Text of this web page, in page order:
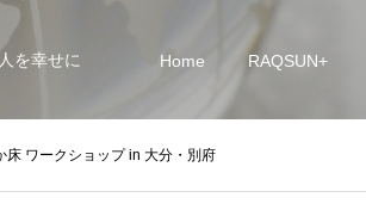
を幸せに Home RAQSUN+
床 ワークショップ in 大分・別府